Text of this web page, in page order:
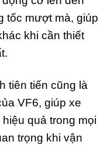
tốc mượt mà, giúp
khi cần thiết
tiên tiến cũng là
VF6, giúp xe
quả trong mọi
trọng khi vận